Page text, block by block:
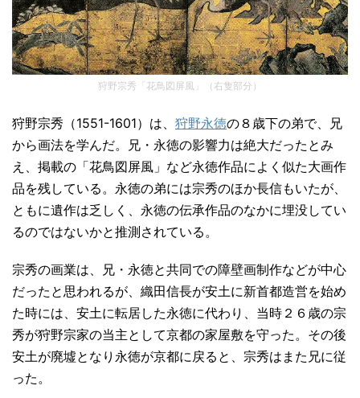
狩野宗秀「花鳥図屏風」（右隻部分）
狩野宗秀（1551-1601）は、 狩野永徳の８歳下の弟で、兄
から画法を学んだ。兄・永徳の影響力は絶大だったとみ
え、掲載の「花鳥図屏風」など永徳作品によく似た大画作
品を残している。永徳の弟には宗秀のほか長信もいたが、
ともに遺作は乏しく、永徳の伝承作品のなかに埋没してい
るのではないかと推測されている。
宗秀の画業は、兄・永徳と共同での障壁画制作などが中心
だったと思われるが、織田信長が安土に新首都造営を始め
た時には、安土に転居した永徳に代わり、当時２６歳の宗
秀が狩野宗家の当主として京都の家屋敷を守った。その後
安土が廃墟となり永徳が京都に戻ると、宗秀はまた兄に従
った。